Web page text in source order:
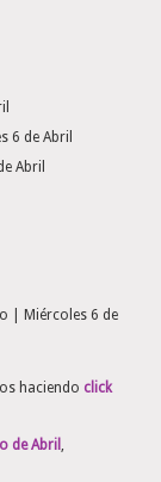
6 de Abril
Abril
| Miércoles 6 de
haciendo click
de Abril ,